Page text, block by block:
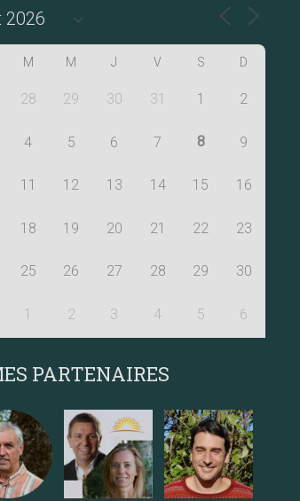
M M J V S D
28 29 30 31 1 2
4 5 6 7 8 9
11 12 13 14 15 16
18 19 20 21 22 23
25 26 27 28 29 30
1 2 3 4 5 6
PARTENAIRES